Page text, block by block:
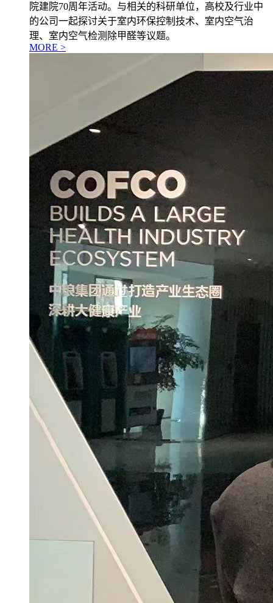
院建院70周年活动。与相关的科研单位，高校及行业中
的公司一起探讨关于室内环保控制技术、室内空气治
理、室内空气检测除甲醛等议题。
MORE >